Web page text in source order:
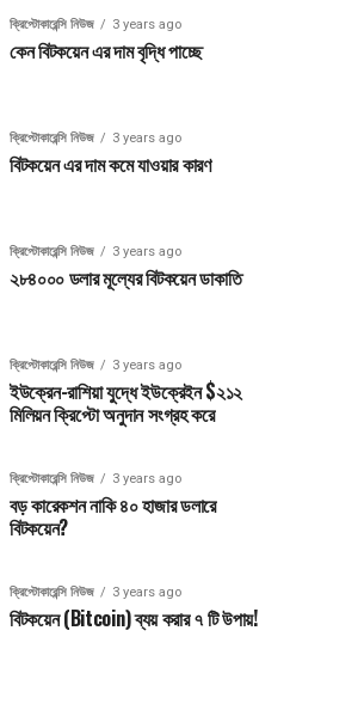
ক্রিপ্টোকারেন্সি নিউজ 3 years ago
কেন বিটকয়েন এর দাম বৃদ্ধি পাচ্ছে
ক্রিপ্টোকারেন্সি নিউজ 3 years ago
বিটকয়েন এর দাম কমে যাওয়ার কারণ
ক্রিপ্টোকারেন্সি নিউজ 3 years ago
২৮৪০০০ ডলার মূল্যের বিটকয়েন ডাকাতি
ক্রিপ্টোকারেন্সি নিউজ 3 years ago
ইউক্রেন-রাশিয়া যুদ্ধে ইউক্রেইন $২১২
মিলিয়ন ক্রিপ্টো অনুদান সংগ্রহ করে
ক্রিপ্টোকারেন্সি নিউজ 3 years ago
বড় কারেকশন নাকি ৪০ হাজার ডলারে
বিটকয়েন?
ক্রিপ্টোকারেন্সি নিউজ 3 years ago
বিটকয়েন (Bitcoin) ব্যয় করার ৭ টি উপায়!